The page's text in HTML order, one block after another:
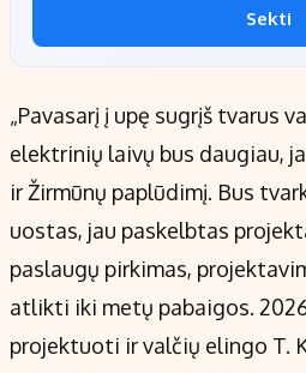
Sekti
„Pavasarį į upę sugrįš tvarus
elektrinių laivų bus daugiau,
ir Žirmūnų paplūdimį. Bus
uostas, jau paskelbtas
paslaugų pirkimas,
atlikti iki metų pabaigos.
projektuoti ir valčių elingo T.